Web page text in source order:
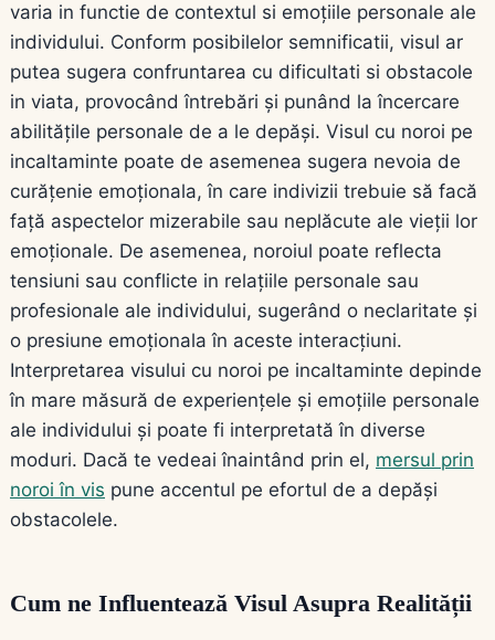
varia in functie de contextul si emoțiile personale ale
individului. Conform posibilelor semnificatii, visul ar
putea sugera confruntarea cu dificultati si obstacole
in viata, provocând întrebări și punând la încercare
abilitățile personale de a le depăși. Visul cu noroi pe
incaltaminte poate de asemenea sugera nevoia de
curățenie emoționala, în care indivizii trebuie să facă
față aspectelor mizerabile sau neplăcute ale vieții lor
emoționale. De asemenea, noroiul poate reflecta
tensiuni sau conflicte in relațiile personale sau
profesionale ale individului, sugerând o neclaritate și
o presiune emoționala în aceste interacțiuni.
Interpretarea visului cu noroi pe incaltaminte depinde
în mare măsură de experiențele și emoțiile personale
ale individului și poate fi interpretată în diverse
moduri. Dacă te vedeai înaintând prin el, mersul prin
noroi în vis pune accentul pe efortul de a depăși
obstacolele.
Cum ne Influentează Visul Asupra Realității